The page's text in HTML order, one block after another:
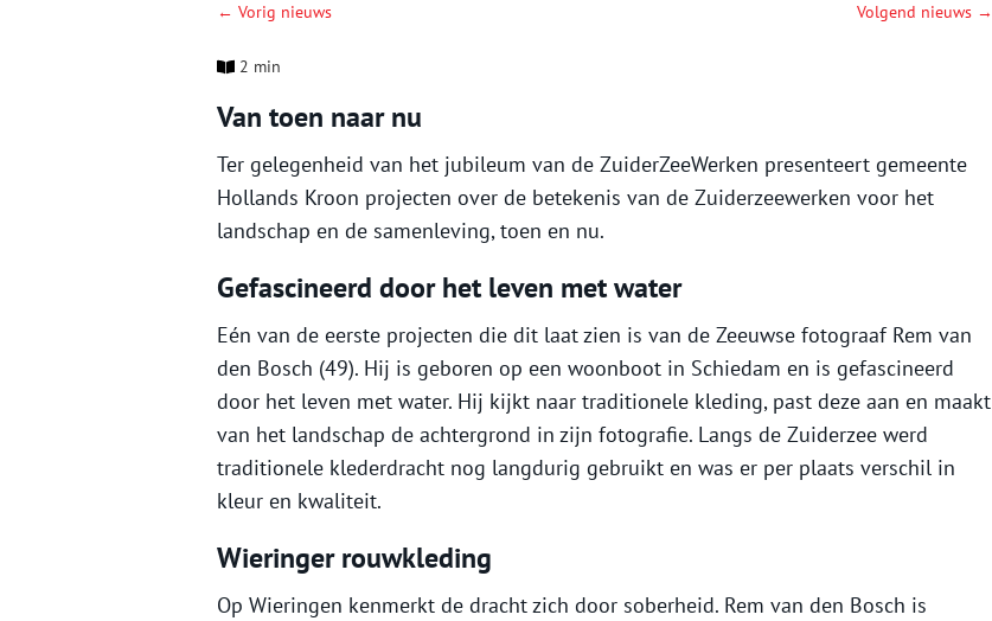
← Vorig nieuws Volgend nieuws →
2 min
Van toen naar nu
Ter gelegenheid van het jubileum van de ZuiderZeeWerken presenteert gemeente
Hollands Kroon projecten over de betekenis van de Zuiderzeewerken voor het
landschap en de samenleving, toen en nu.
Gefascineerd door het leven met water
Eén van de eerste projecten die dit laat zien is van de Zeeuwse fotograaf Rem van
den Bosch (49). Hij is geboren op een woonboot in Schiedam en is gefascineerd
door het leven met water. Hij kijkt naar traditionele kleding, past deze aan en maakt
van het landschap de achtergrond in zijn fotografie. Langs de Zuiderzee werd
traditionele klederdracht nog langdurig gebruikt en was er per plaats verschil in
kleur en kwaliteit.
Wieringer rouwkleding
Op Wieringen kenmerkt de dracht zich door soberheid. Rem van den Bosch is